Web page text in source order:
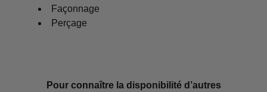
Façonnage
Perçage
Pour connaître la disponibilité d’autres